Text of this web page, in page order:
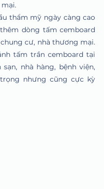
thẩm mỹ ngày càng cao
dòng tấm cemboard
cư, nhà thương mại.
tấm trần cemboard tại
nhà hàng, bệnh viện,
nhưng cũng cực kỳ